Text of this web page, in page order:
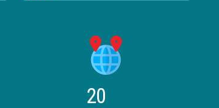
20